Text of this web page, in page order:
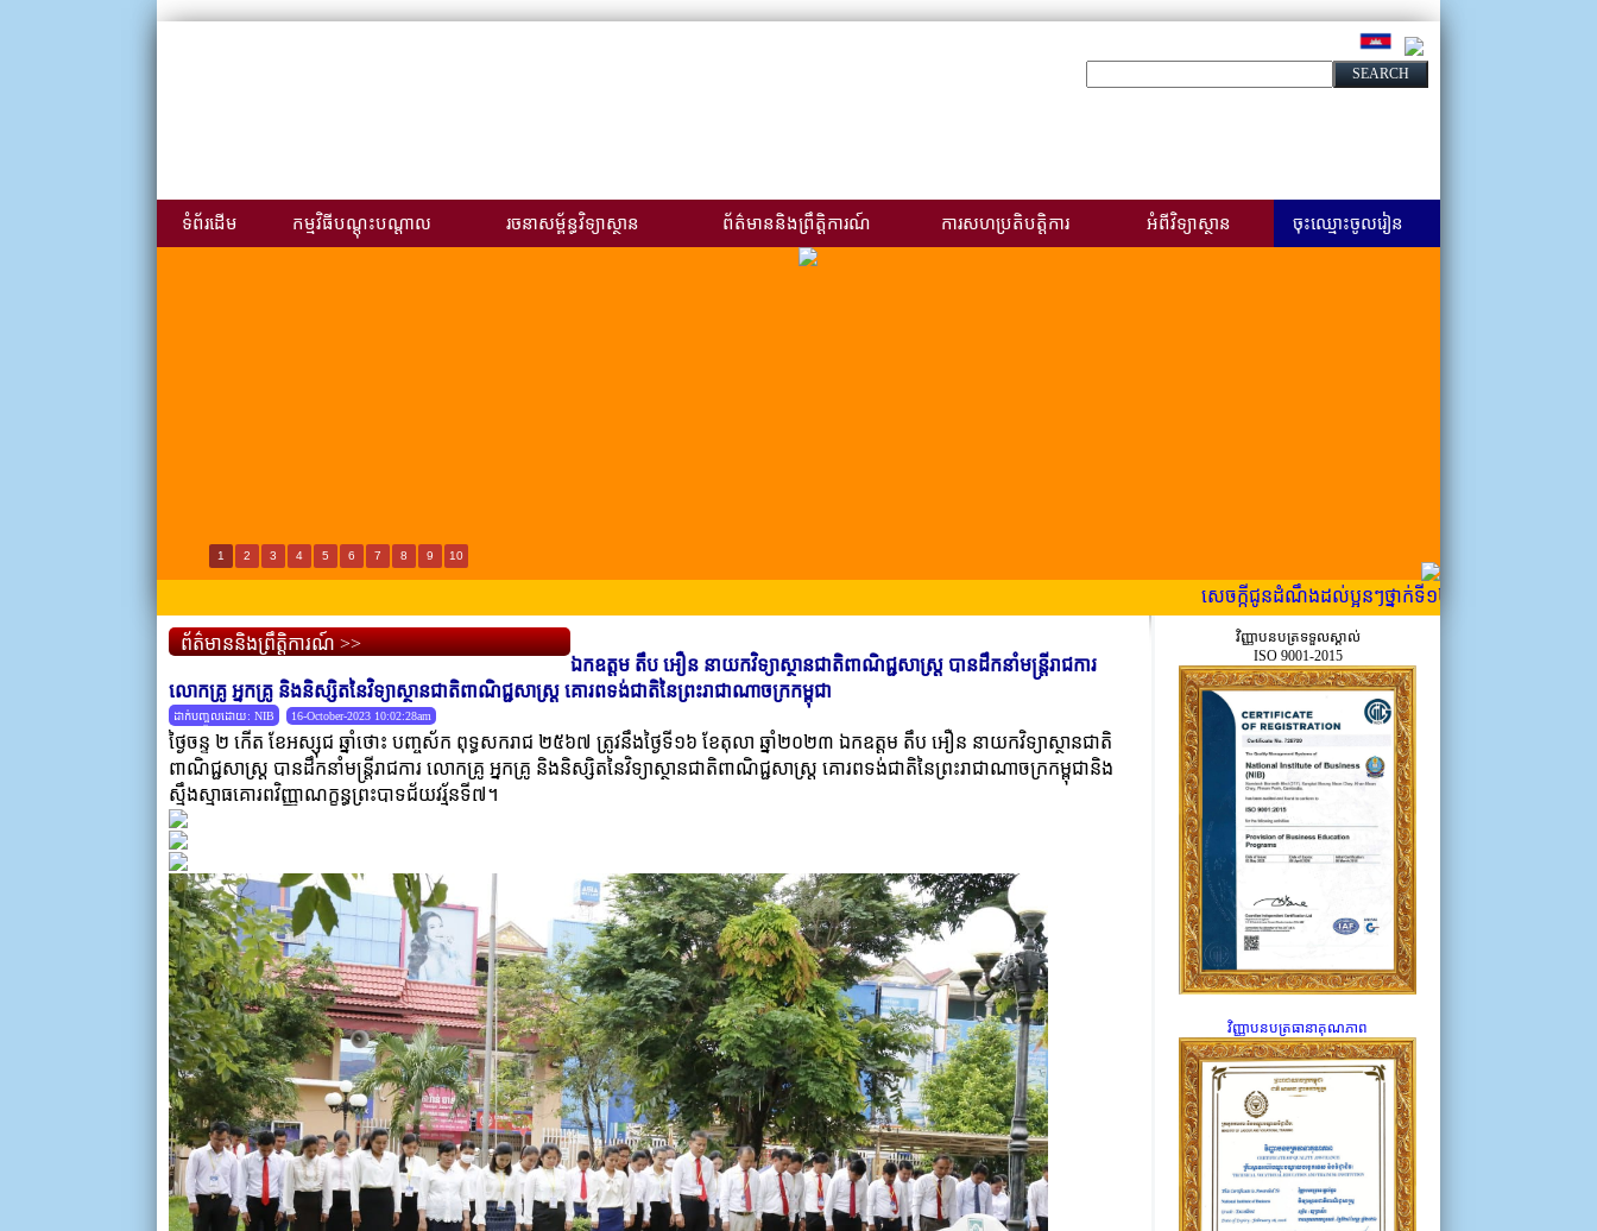
ទំព័រដើម កម្មវិធីបណ្ដុះបណ្ដាល រចនាសម្ព័ន្ធវិទ្យាស្ថាន ព័ត៌មាននិងព្រឹត្តិការណ៍ ការសហប្រតិបត្តិការ អំពីវិទ្យាស្ថាន ចុះឈ្មោះចូលរៀន
1 2 3 4 5 6 7 8 9 10
សេចក្កីជូនដំណឹងដល់ប្អូនៗថ្នាក់ទី១២ ដែលទើបប្រឡង ឱ្យបានជ្
ព័ត៌មាននិងព្រឹត្តិការណ៍ >>
ឯកឧត្តម តឹប អឿន នាយកវិទ្យាស្ថានជាតិពាណិជ្ជសាស្រ្ត បានដឹកនាំមន្រ្តីរាជការ
លោកគ្រូ អ្នកគ្រូ និងនិស្សិតនៃវិទ្យាស្ថានជាតិពាណិជ្ជសាស្រ្ត គោរពទង់ជាតិនៃព្រះរាជាណាចក្រកម្ពុជា
ដាក់បញ្ចូលដោយ: NIB 16-October-2023 10:02:28am
ថ្ងៃចន្ទ ២ កើត ខែអស្សុជ ឆ្នាំថោះ បញ្ចស័ក ពុទ្ធសករាជ ២៥៦៧ ត្រូវនឹងថ្ងៃទី១៦ ខែតុលា ឆ្នាំ២០២៣ ឯកឧត្តម តឹប អឿន នាយកវិទ្យាស្ថានជាតិ
ពាណិជ្ជសាស្រ្ត បានដឹកនាំមន្រ្តីរាជការ លោកគ្រូ អ្នកគ្រូ និងនិស្សិតនៃវិទ្យាស្ថានជាតិពាណិជ្ជសាស្រ្ត គោរពទង់ជាតិនៃព្រះរាជាណាចក្រកម្ពុជានិង
ស្មឹងស្មាធគោរពវិញ្ញាណក្ខន្ធព្រះបាទជ័យវរ្ម័នទី៧។
វិញ្ញាបនបត្រទទួលស្គាល់
ISO 9001-2015
វិញ្ញាបនបត្រធានាគុណភាព